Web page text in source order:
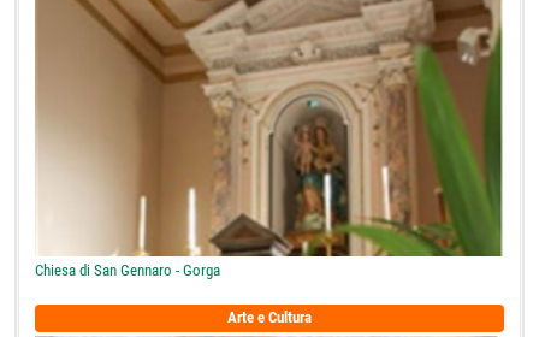
Chiesa di San Gennaro - Gorga
Arte e Cultura